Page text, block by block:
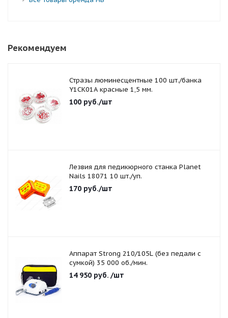
Рекомендуем
Стразы люминесцентные 100 шт./банка
Y1CK01A красные 1,5 мм.
100 руб./шт
Лезвия для педикюрного станка Planet
Nails 18071 10 шт./уп.
170 руб./шт
Аппарат Strong 210/105L (без педали с
сумкой) 35 000 об./мин.
14 950 руб. /шт